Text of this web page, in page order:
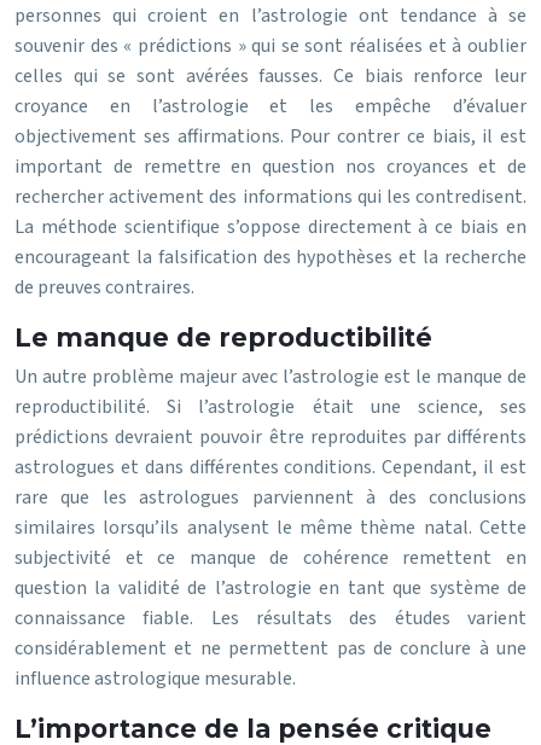
personnes qui croient en l’astrologie ont tendance à se
souvenir des « prédictions » qui se sont réalisées et à oublier
celles qui se sont avérées fausses. Ce biais renforce leur
croyance en l’astrologie et les empêche d’évaluer
objectivement ses affirmations. Pour contrer ce biais, il est
important de remettre en question nos croyances et de
rechercher activement des informations qui les contredisent.
La méthode scientifique s’oppose directement à ce biais en
encourageant la falsification des hypothèses et la recherche
de preuves contraires.
Le manque de reproductibilité
Un autre problème majeur avec l’astrologie est le manque de
reproductibilité. Si l’astrologie était une science, ses
prédictions devraient pouvoir être reproduites par différents
astrologues et dans différentes conditions. Cependant, il est
rare que les astrologues parviennent à des conclusions
similaires lorsqu’ils analysent le même thème natal. Cette
subjectivité et ce manque de cohérence remettent en
question la validité de l’astrologie en tant que système de
connaissance fiable. Les résultats des études varient
considérablement et ne permettent pas de conclure à une
influence astrologique mesurable.
L’importance de la pensée critique